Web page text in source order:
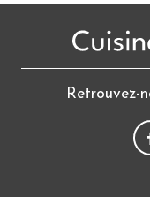
Retrouvez-